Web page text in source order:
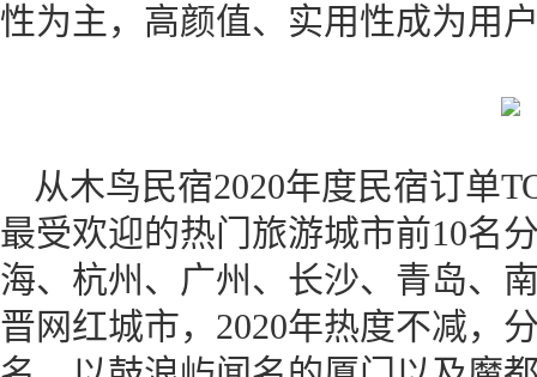
性为主，高颜值、实用性成为用
从木鸟民宿2020年度民宿订单
最受欢迎的热门旅游城市前10名
海、杭州、广州、长沙、青岛、
晋网红城市，2020年热度不减，